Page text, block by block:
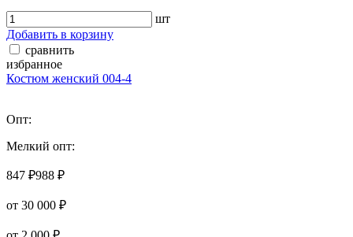
шт
Добавить в корзину
сравнить
избранное
Костюм женский 004-4
Опт:
Мелкий опт:
847 ₽988 ₽
от 30 000 ₽